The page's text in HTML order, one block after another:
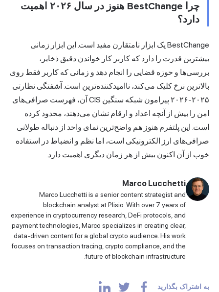
چرا BestChange هنوز در سال ۲۰۲۶ اهمیت
دارد؟
BestChange یک ابزار نامتقارن مفید است. این ابزار زمانی
بیشترین قدرت را دارد که کاربر کار خواندن دقیق ذخایر،
بررسی‌ها و حوزه قضایی را انجام دهد و زمانی که کاربر فقط روی
بالاترین نرخ کلیک می‌کند، ناامیدکننده‌ترین است. آشفتگی نظارتی
۲۰۲۵-۲۰۲۶ پیرامون شبکه سنگین CIS آن، فهرست صرافی‌های
امن را بیش از آنچه اعداد و ارقام نشان می‌دهند، محدود کرده
است. این پلتفرم هنوز هم واضح‌ترین نمای واحد از دنباله طولانی
صرافی‌های ارز الکترونیکی است، اما نظم و انضباط در استفاده
خوب از آن اکنون بیش از هر زمان دیگری اهمیت دارد.
Marco Lucchetti
Marco Lucchetti is a senior content strategist and
blockchain analyst at Plisio. With over 7 years of
experience in cryptocurrency research, DeFi protocols, and
payment technologies, Marco specializes in creating clear,
data-driven content for a global crypto audience. His work
focuses on transaction tracing, crypto compliance, and the
future of blockchain infrastructure.
به اشتراک بگذارید